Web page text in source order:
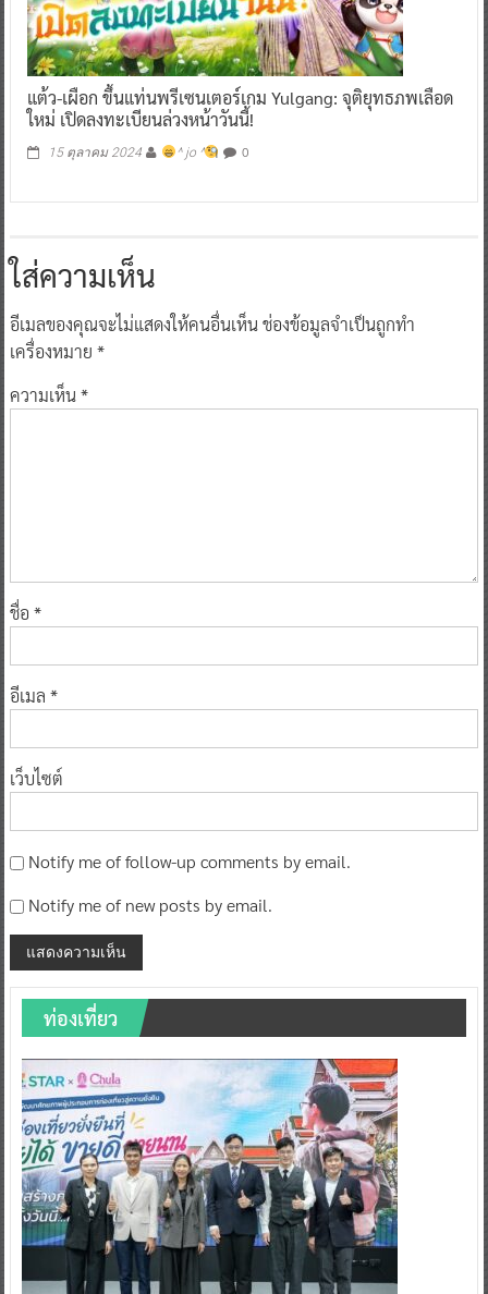
แต้ว-เผือก ขึ้นแท่นพรีเซนเตอร์เกม Yulgang: จุติยุทธภพเลือด
ใหม่ เปิดลงทะเบียนล่วงหน้าวันนี้!
15 ตุลาคม 2024 ^ jo ^ 0
ใส่ความเห็น
อีเมลของคุณจะไม่แสดงให้คนอื่นเห็นช่องข้อมูลจำเป็นถูกทำ
เครื่องหมาย *
ความเห็น*
ชื่อ *
อีเมล *
เว็บไซต์
Notify me of follow-up comments by email.
Notify me of new posts by email.
ท่องเที่ยว